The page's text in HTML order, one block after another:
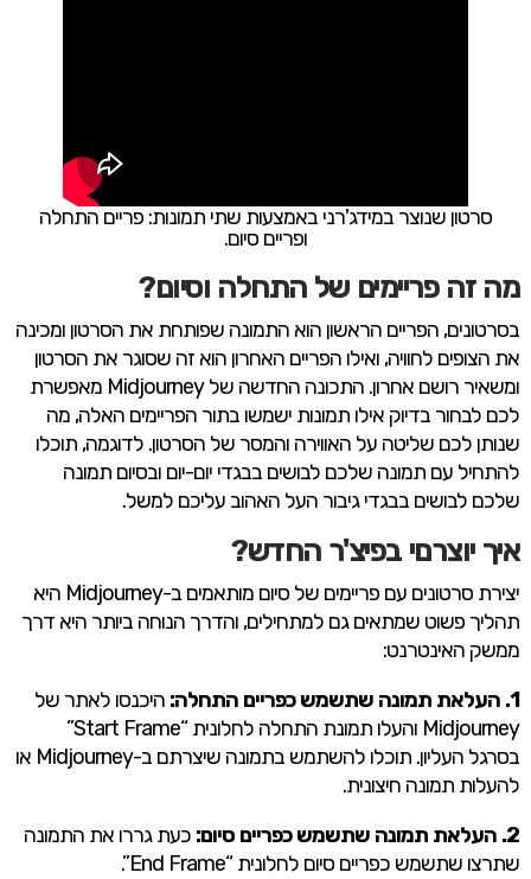
סרטון שנוצר במידג'רני באמצעות שתי תמונות: פריים התחלה
ופריים סיום.
מה זה פריימים של התחלה וסיום?
בסרטונים, הפריים הראשון הוא התמונה שפותחת את הסרטון ומכינה
את הצופים לחוויה, ואילו הפריים האחרון הוא זה שסוגר את הסרטון
ומשאיר רושם אחרון. התכונה החדשה של Midjourney מאפשרת
לכם לבחור בדיוק אילו תמונות ישמשו בתור הפריימים האלה, מה
שנותן לכם שליטה על האווירה והמסר של הסרטון. לדוגמה, תוכלו
להתחיל עם תמונה שלכם לבושים בבגדי יום-יום ובסיום תמונה
שלכם לבושים בבגדי גיבור העל האהוב עליכם למשל.
איך יוצרםי בפיצ'ר החדש?
יצירת סרטונים עם פריימים של סיום מותאמים ב-Midjourney היא
תהליך פשוט שמתאים גם למתחילים, והדרך הנוחה ביותר היא דרך
ממשק האינטרנט:
1. העלאת תמונה שתשמש כפריים התחלה:
היכנסו לאתר של
Midjourney והעלו תמונת התחלה לחלונית “Start Frame”
בסרגל העליון. תוכלו להשתמש בתמונה שיצרתם ב-Midjourney או
להעלות תמונה חיצונית.
2. העלאת תמונה שתשמש כפריים סיום:
כעת גררו את התמונה
שתרצו שתשמש כפריים סיום לחלונית “End Frame”.